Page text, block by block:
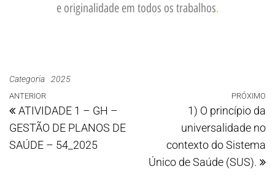
e originalidade em todos os trabalhos.
Categoria 2025
ANTERIOR
ATIVIDADE 1 – GH –
GESTÃO DE PLANOS DE
SAÚDE – 54_2025
PRÓXIMO
1) O princípio da
universalidade no
contexto do Sistema
Único de Saúde (SUS).